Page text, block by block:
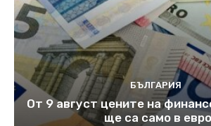
БЪЛГАРИЯ
От 9 август цените на
ще са само в евро